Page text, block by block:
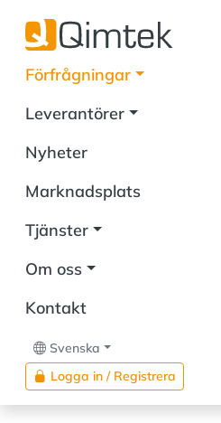
Förfrågningar
Leverantörer
Nyheter
Marknadsplats
Tjänster
Om oss
Kontakt
Svenska
Logga in / Registrera